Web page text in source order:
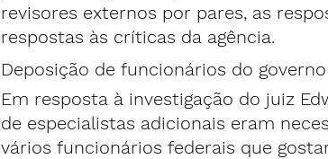
revisores externos por pares, as
respostas às críticas da agência.
Deposição de funcionários do
Em resposta à investigação do juiz
de especialistas adicionais eram
vários funcionários federais que